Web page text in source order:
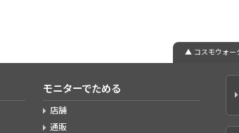
▲ コスモウォー
モニターでためる
店舗
通販